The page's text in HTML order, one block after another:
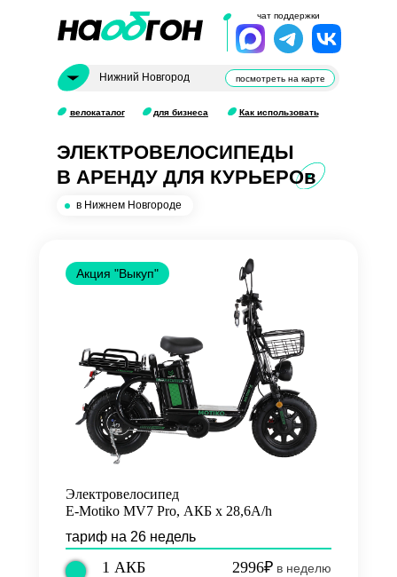
Как использовать
велокаталог для бизнеса
чат поддержки
Нижний Новгород посмотреть на карте
ЭЛЕКТРОВЕЛОСИПЕДЫ
В АРЕНДУ ДЛЯ КУРЬЕРОв
в Нижнем Новгороде
Акция "Выкуп"
Электровелосипед
E-Motiko MV7 Pro, АКБ х 28,6A/h
тариф на 26 недель
1 АКБ
2996₽ в неделю